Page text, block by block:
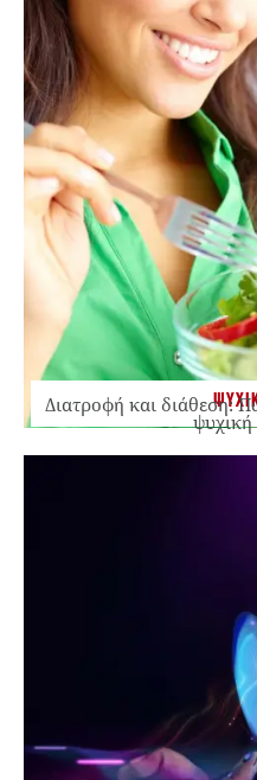
Διατροφή και διάθεση:
ψυχική